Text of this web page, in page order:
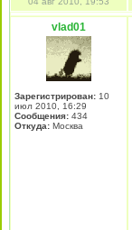
vlad01
Зарегистрирован: 10
июл 2010, 16:29
Сообщения: 434
Откуда: Москва